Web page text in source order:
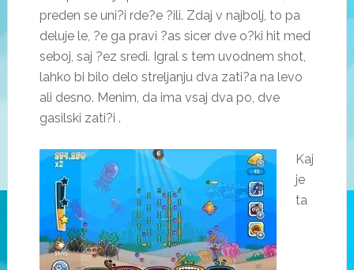
preden se uni?i rde?e ?ili. Zdaj v najbolj, to pa
deluje le, ?e ga pravi ?as sicer dve o?ki hit med
seboj, saj ?ez sredi. Igral s tem uvodnem shot,
lahko bi bilo delo streljanju dva zati?a na levo
ali desno. Menim, da ima vsaj dva po, dve
gasilski zati?i .
Kaj
je
ta